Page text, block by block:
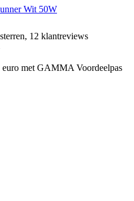
Wit 50W
12 klantreviews
met GAMMA Voordeelpas